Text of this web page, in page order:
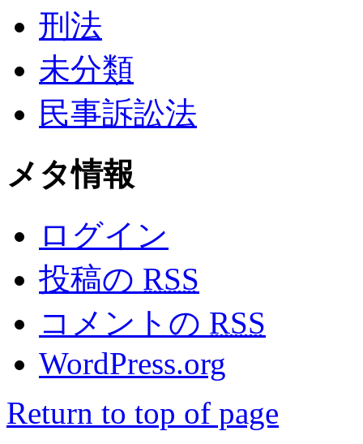
刑法
未分類
民事訴訟法
メタ情報
ログイン
投稿の RSS
コメントの RSS
WordPress.org
Return to top of page